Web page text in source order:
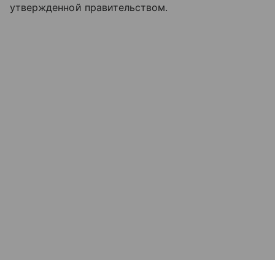
утвержденной правительством.